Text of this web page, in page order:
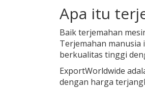
Apa itu
Baik terjemahan
Terjemahan
berkualitas tinggi
ExportWorldwide
dengan harga